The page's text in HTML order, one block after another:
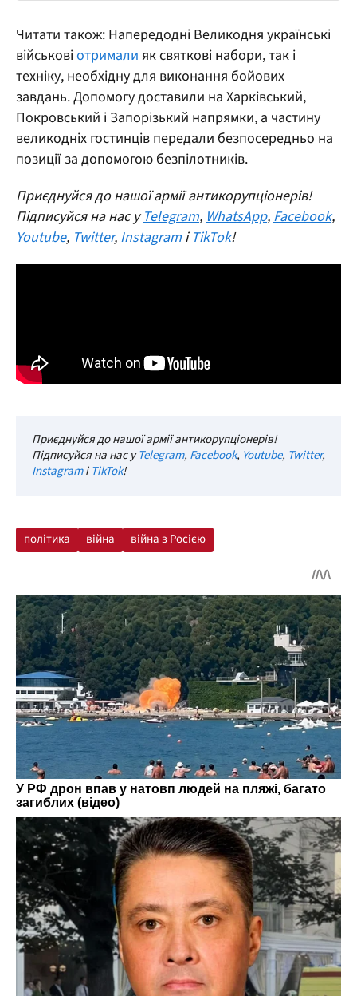
Читати також: Напередодні Великодня українські
військовіотрималияк святкові набори, так і
техніку, необхідну для виконання бойових
завдань. Допомогу доставили на Харківський,
Покровський і Запорізький напрямки, а частину
великодніх гостинців передали безпосередньо на
позиції за допомогою безпілотників.
Приєднуйся до нашої армії антикорупціонерів!
Підписуйся на нас уTelegram,WhatsApp,Facebook,
Youtube,Twitter,Instagram іTikTok!
Приєднуйся до нашої армії антикорупціонерів!
Підписуйся на нас уTelegram, Facebook, Youtube, Twitter,
InstagramіTikTok!
політика війна війна з Росією